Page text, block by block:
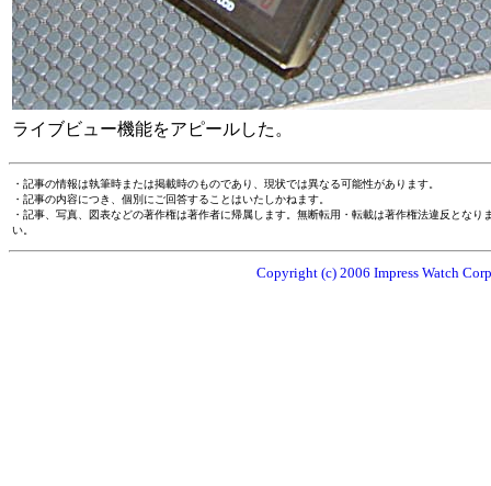
ライブビュー機能をアピールした。
・記事の情報は執筆時または掲載時のものであり、現状では異なる可能性があります。
・記事の内容につき、個別にご回答することはいたしかねます。
・記事、写真、図表などの著作権は著作者に帰属します。無断転用・転載は著作権法違反とな
い。
Copyright (c) 2006 Impress Watch